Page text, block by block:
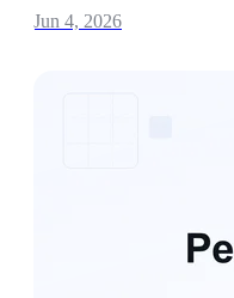
Jun 4, 2026